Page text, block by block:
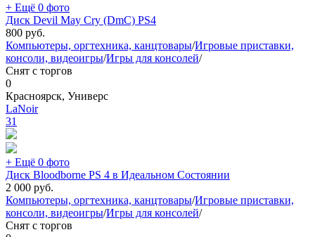
+ Ещё 0 фото
Диск Devil May Cry (DmC) PS4
800 руб.
Компьютеры, оргтехника, канцтовары/Игровые приставки,
консоли, видеоигры/Игры для консолей/
Снят с торгов
0
Красноярск, Универс
LaNoir
31
+ Ещё 0 фото
Диск Bloodborne PS 4 в Идеальном Состоянии
2 000 руб.
Компьютеры, оргтехника, канцтовары/Игровые приставки,
консоли, видеоигры/Игры для консолей/
Снят с торгов